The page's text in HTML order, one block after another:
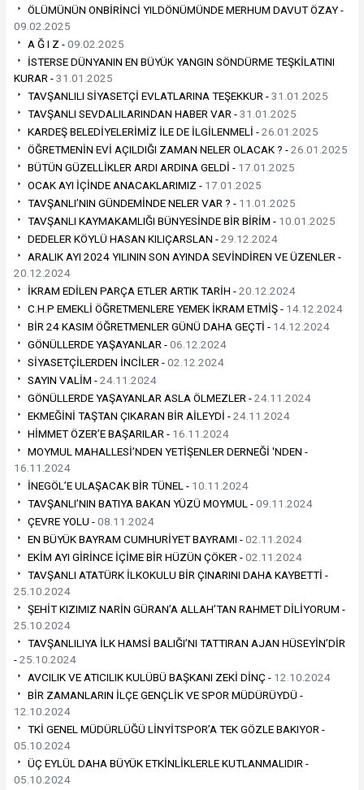
ÖLÜMÜNÜN ONBİRİNCİ YILDÖNÜMÜNDE MERHUM DAVUT ÖZAY -
09.02.2025
A Ğ I Z -09.02.2025
İSTERSE DÜNYANIN EN BÜYÜK YANGIN SÖNDÜRME TEŞKİLATINI
KURAR -31.01.2025
TAVŞANLILI SİYASETÇİ EVLATLARINA TEŞEKKUR -31.01.2025
TAVŞANLI SEVDALILARINDAN HABER VAR -31.01.2025
KARDEŞ BELEDİYELERİMİZ İLE DE İLGİLENMELİ -26.01.2025
ÖĞRETMENİN EVİ AÇILDIĞI ZAMAN NELER OLACAK ? -26.01.2025
BÜTÜN GÜZELLİKLER ARDI ARDINA GELDİ - 17.01.2025
OCAK AYI İÇİNDE ANACAKLARIMIZ - 17.01.2025
TAVŞANLI’NIN GÜNDEMİNDE NELER VAR ? - 11.01.2025
TAVŞANLI KAYMAKAMLIĞI BÜNYESİNDE BİR BİRİM - 10.01.2025
DEDELER KÖYLÜ HASAN KILIÇARSLAN -29.12.2024
ARALIK AYI 2024 YILININ SON AYINDA SEVİNDİREN VE ÜZENLER -
20.12.2024
İKRAM EDİLEN PARÇA ETLER ARTIK TARİH -20.12.2024
C.H.P EMEKLİ ÖĞRETMENLERE YEMEK İKRAM ETMİŞ - 14.12.2024
BİR 24 KASIM ÖĞRETMENLER GÜNÜ DAHA GEÇTİ - 14.12.2024
GÖNÜLLERDE YAŞAYANLAR -06.12.2024
SİYASETÇİLERDEN İNCİLER -02.12.2024
SAYIN VALİM -24.11.2024
GÖNÜLLERDE YAŞAYANLAR ASLA ÖLMEZLER -24.11.2024
EKMEĞİNİ TAŞTAN ÇIKARAN BİR AİLEYDİ -24.11.2024
HİMMET ÖZER’E BAŞARILAR - 16.11.2024
MOYMUL MAHALLESİ’NDEN YETİŞENLER DERNEĞİ 'NDEN -
16.11.2024
İNEGÖL’E ULAŞACAK BİR TÜNEL - 10.11.2024
TAVŞANLI’NIN BATIYA BAKAN YÜZÜ MOYMUL -09.11.2024
ÇEVRE YOLU -08.11.2024
EN BÜYÜK BAYRAM CUMHURİYET BAYRAMI -02.11.2024
EKİM AYI GİRİNCE İÇİME BİR HÜZÜN ÇÖKER -02.11.2024
TAVŞANLI ATATÜRK İLKOKULU BİR ÇINARINI DAHA KAYBETTİ -
25.10.2024
ŞEHİT KIZIMIZ NARİN GÜRAN’A ALLAH’TAN RAHMET DİLİYORUM -
25.10.2024
TAVŞANLILIYA İLK HAMSİ BALIĞI’NI TATTIRAN AJAN HÜSEYİN’DİR
-25.10.2024
AVCILIK VE ATICILIK KULÜBÜ BAŞKANI ZEKİ DİNÇ - 12.10.2024
BİR ZAMANLARIN İLÇE GENÇLİK VE SPOR MÜDÜRÜYDÜ -
12.10.2024
TKİ GENEL MÜDÜRLÜĞÜ LİNYİTSPOR’A TEK GÖZLE BAKIYOR -
05.10.2024
ÜÇ EYLÜL DAHA BÜYÜK ETKİNLİKLERLE KUTLANMALIDIR -
05.10.2024